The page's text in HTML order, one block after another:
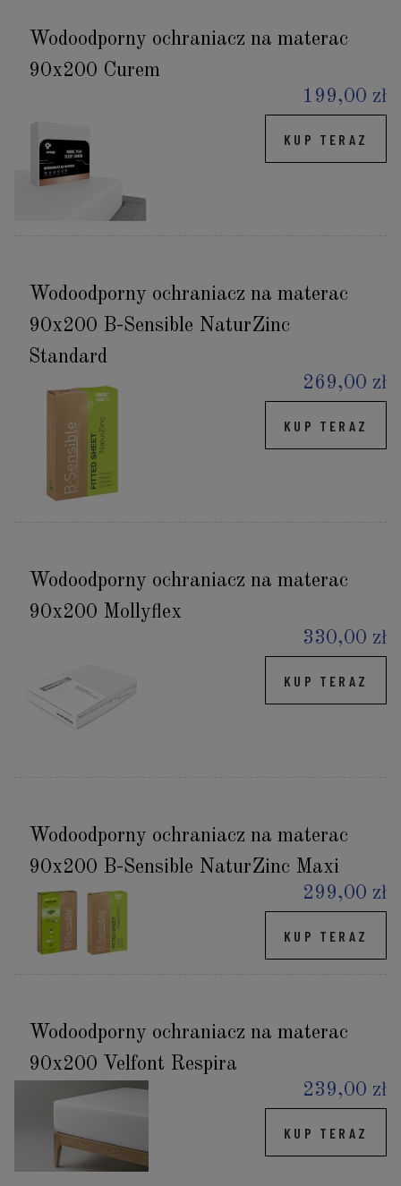
Wodoodporny ochraniacz na materac
90x200 Curem
199,00 zł
KUP TERAZ
Wodoodporny ochraniacz na materac
90x200 B-Sensible NaturZinc
Standard
269,00 zł
KUP TERAZ
Wodoodporny ochraniacz na materac
90x200 Mollyflex
330,00 zł
KUP TERAZ
Wodoodporny ochraniacz na materac
90x200 B-Sensible NaturZinc Maxi
299,00 zł
KUP TERAZ
Wodoodporny ochraniacz na materac
90x200 Velfont Respira
239,00 zł
KUP TERAZ